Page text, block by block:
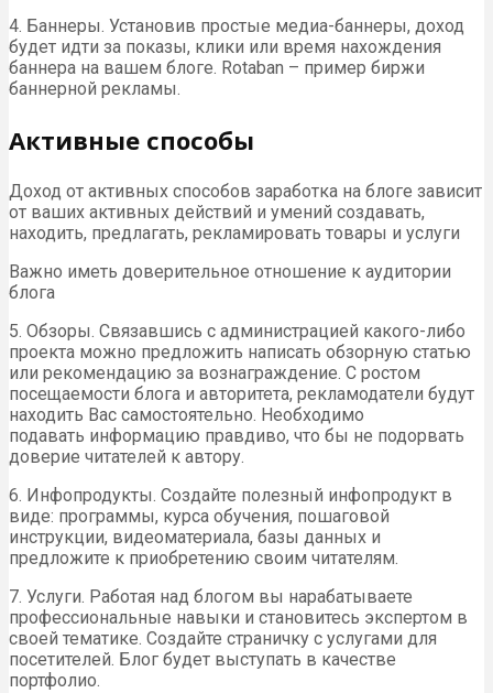
4. Баннеры. Установив простые медиа-баннеры, доход
будет идти за показы, клики или время нахождения
баннера на вашем блоге. Rotaban – пример биржи
баннерной рекламы.
Активные способы
Доход от активных способов заработка на блоге зависит
от ваших активных действий и умений создавать,
находить, предлагать, рекламировать товары и услуги
Важно иметь доверительное отношение к аудитории
блога
5. Обзоры. Связавшись с администрацией какого-либо
проекта можно предложить написать обзорную статью
или рекомендацию за вознаграждение. С ростом
посещаемости блога и авторитета, рекламодатели будут
находить Вас самостоятельно. Необходимо
подавать информацию правдиво, что бы не подорвать
доверие читателей к автору.
6. Инфопродукты. Создайте полезный инфопродукт в
виде: программы, курса обучения, пошаговой
инструкции, видеоматериала, базы данных и
предложите к приобретению своим читателям.
7. Услуги. Работая над блогом вы нарабатываете
профессиональные навыки и становитесь экспертом в
своей тематике. Создайте страничку с услугами для
посетителей. Блог будет выступать в качестве
портфолио.